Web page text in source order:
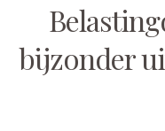
bijzonder